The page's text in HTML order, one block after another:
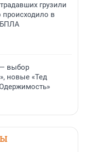
грузили
происходило в
БПЛА
— выбор
новые «Тед